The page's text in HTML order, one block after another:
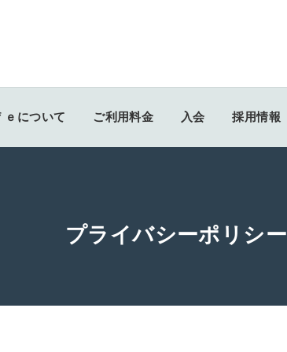
ｅについて ご利用料金 入会 採用情報
プライバシーポリシー